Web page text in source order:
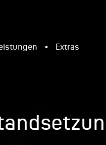
Extras